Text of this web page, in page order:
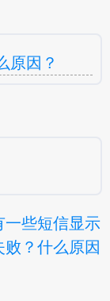
原因？
一些短信显示
？什么原因